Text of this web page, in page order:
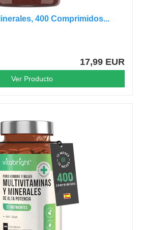
400 Comprimidos...
17,99 EUR
Ver Producto